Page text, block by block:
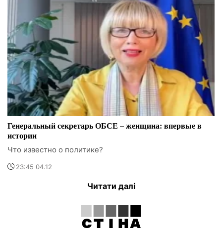
Генеральный секретарь ОБСЕ – женщина: впервые в
истории
Что известно о политике?
23:45 04.12
Читати далі